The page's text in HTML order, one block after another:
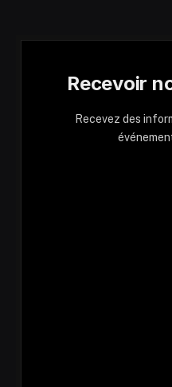
Recevoir
Recevez des